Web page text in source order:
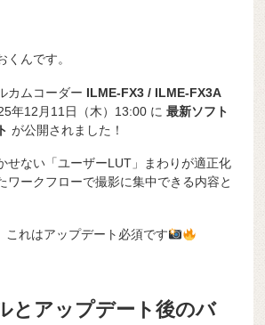
くんです。
カムコーダー ILME-FX3 / ILME-FX3A
年12月11日（木）13:00 に最新ソフト
が公開されました！
せない「ユーザーLUT」まわりが適正化
ワークフローで撮影に集中できる内容と
これはアップデート必須です
とアップデート後のバ